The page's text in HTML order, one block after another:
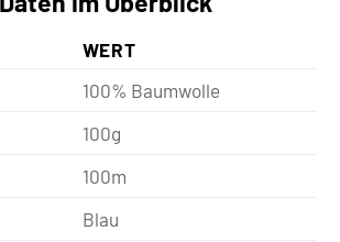
WERT
100% Baumwolle
100g
100m
Blau